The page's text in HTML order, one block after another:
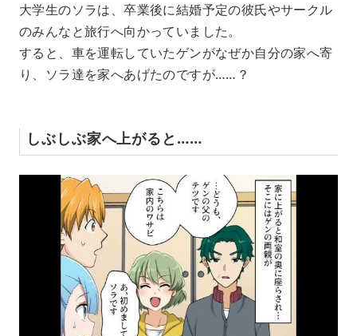
大学生のソラは、卒業後に結婚予定の彼氏やサークル
のみんなと旅行へ向かっていました。
すると、車を運転していたゲンがなぜか自分の家へ寄
り、ソラ達を家へあげたのですが……？
しぶしぶ家へ上がると……